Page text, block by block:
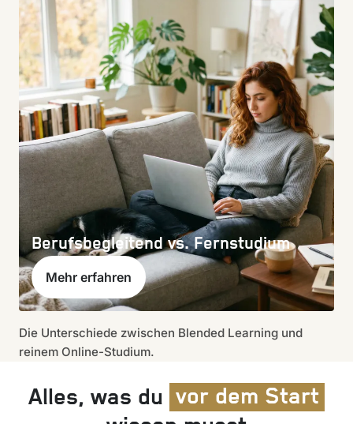
Berufsbegleitend vs. Fernstudium
Mehr erfahren
Die Unterschiede zwischen Blended Learning und
reinem Online-Studium.
Alles, was du vor dem Start